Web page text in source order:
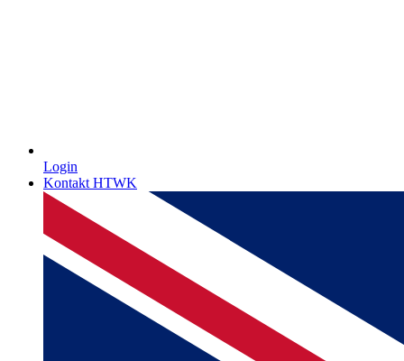
Login
Kontakt HTWK